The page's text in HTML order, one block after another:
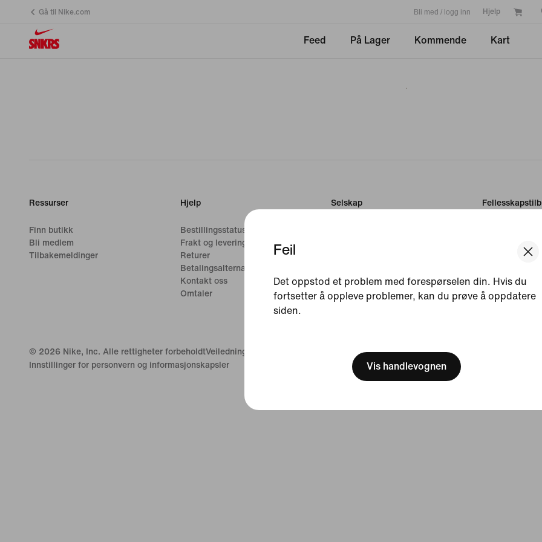
Feil
Det oppstod et problem med forespørselen din. Hvis du
fortsetter å oppleve problemer, kan du prøve å oppdatere
siden.
Vis handlevognen
Gå til Nike.com Bli med / logg inn Hjelp
Feed På Lager Kommende Kart
Ressurser
Finn butikk
Bli medlem
Tilbakemeldinger
Hjelp
Bestillingsstatus
Frakt og levering
Returer
Betalingsalternativer
Kontakt oss
Omtaler
Selskap
Bærekraft
Nike Coaching
Helsepersonell
© 2026 Nike, Inc. Alle rettigheter forbeholdtVeiledninger BedriftsinformasjonVilkår for personvern og
Innstillinger for personvern og informasjonskapsler